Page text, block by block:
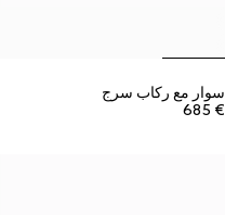
سوار مع ركاب سرج
€ 685